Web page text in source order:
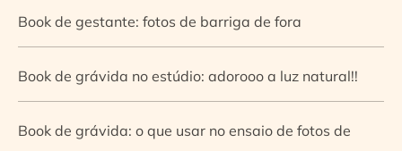
Book de gestante: fotos de barriga de fora
Book de grávida no estúdio: adorooo a luz natural!!
Book de grávida: o que usar no ensaio de fotos de